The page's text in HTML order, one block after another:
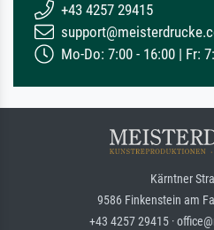
+43 4257 29415
Mo-Do: 7:00 - 16:00 | Fr:
Kärntner
9586 Finkenstein am
+43 4257 29415 ·